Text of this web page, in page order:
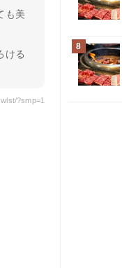
も美
ける
?smp=1
8